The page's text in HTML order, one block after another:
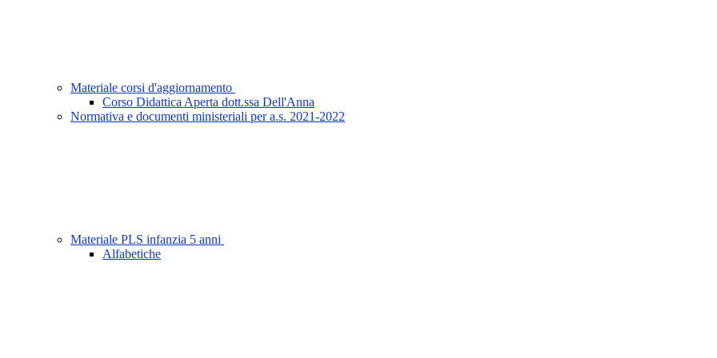
Materiale corsi d'aggiornamento
Corso Didattica Aperta dott.ssa Dell'Anna
Normativa e documenti ministeriali per a.s. 2021-2022
Materiale PLS infanzia 5 anni
Alfabetiche